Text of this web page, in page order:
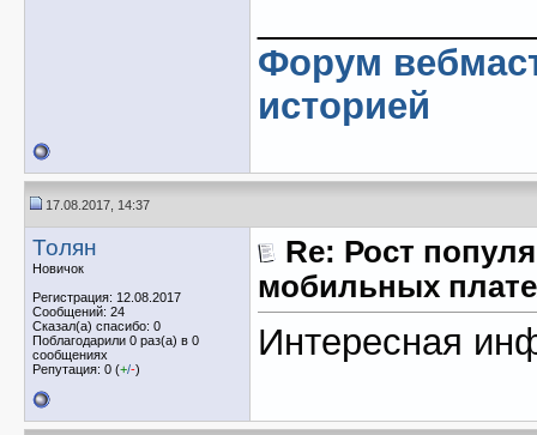
Форум
историей
17.08.2017, 14:37
Толян
Новичок
Регистрация: 12.08.2017
Сообщений: 24
Сказал(а) спасибо: 0
Поблагодарили 0 раз(а) в 0
сообщениях
Репутация: 0 (+/-)
Re: Рост
мобильных
Интересная